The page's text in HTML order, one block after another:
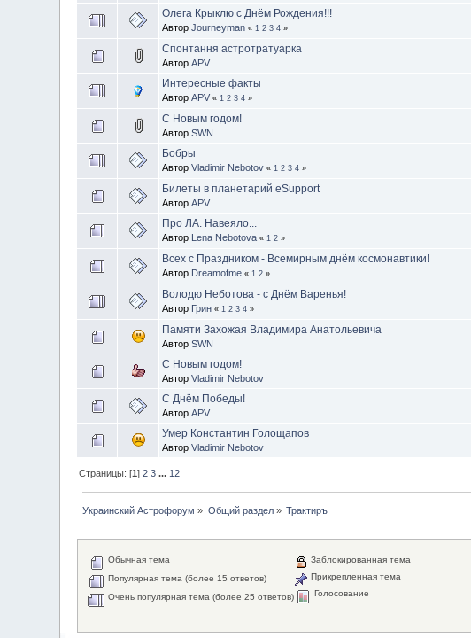
Олега Крыклю с Днём Рождения!!!
АвторJourneyman « 1 2 3 4 »
Спонтання астротратуарка
АвторAPV
Интересные факты
АвторAPV « 1 2 3 4 »
С Новым годом!
АвторSWN
Бобры
АвторVladimir Nebotov « 1 2 3 4 »
Билеты в планетарий eSupport
АвторAPV
Про ЛА. Навеяло...
Автор Lena Nebotova « 1 2 »
Всех с Праздником - Всемирным днём космонавтики!
Автор Dreamofme « 1 2 »
Володю Неботова - с Днём Варенья!
Автор Грин « 1 2 3 4 »
Памяти Захожая Владимира Анатольевича
АвторSWN
С Новым годом!
АвторVladimir Nebotov
C Днём Победы!
АвторAPV
Умер Константин Голощапов
АвторVladimir Nebotov
Страницы: [1]2 3 ... 12
Украинский Астрофорум » Общий раздел» Трактиръ
Обычная тема
Популярная тема (более 15 ответов)
Очень популярная тема (более 25 ответов)
Заблокированная тема
Прикрепленная тема
Голосование